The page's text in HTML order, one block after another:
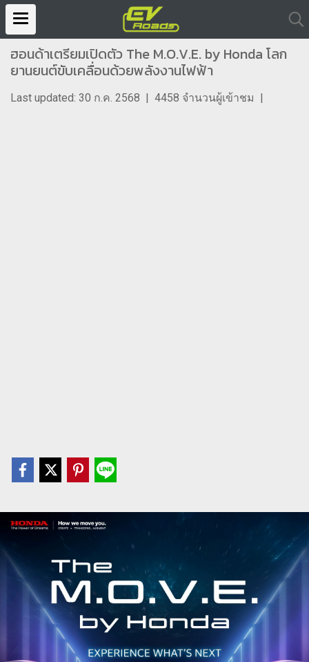
ฮอนด้าเตรียมเปิดตัว The M.O.V.E. by Honda โลก
ยานยนต์ขับเคลื่อนด้วยพลังงานไฟฟ้า
Last updated: 30 ก.ค. 2568 | 4458 จำนวนผู้เข้าชม |